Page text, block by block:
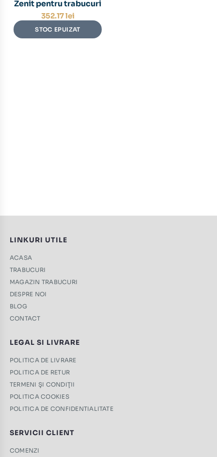
Zenit pentru trabucuri
352.17lei
STOC EPUIZAT
LINKURI UTILE
ACASA
TRABUCURI
MAGAZIN TRABUCURI
DESPRE NOI
BLOG
CONTACT
LEGAL SI LIVRARE
POLITICA DE LIVRARE
POLITICA DE RETUR
TERMENI ŞI CONDIŢII
POLITICA COOKIES
POLITICA DE CONFIDENTIALITATE
SERVICII CLIENT
COMENZI